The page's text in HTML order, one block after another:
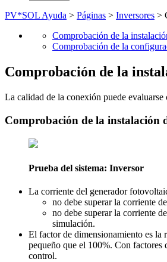
PV*SOL Ayuda > Páginas > Inversores >
Comprobación de la
Comprobación de la
Comprobación de la
La calidad de la conexión puede
Comprobación de la instalación
Prueba del sistema: Inversor
La corriente del generador
no debe superar la corriente
no debe superar la corriente
simulación.
El factor de dimensionamiento es la
pequeño que el 100%. Con factores
control.